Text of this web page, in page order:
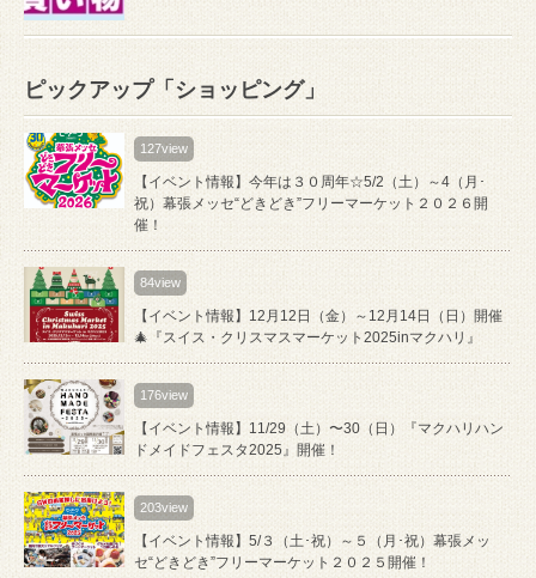
ピックアップ「ショッピング」
127view
【イベント情報】今年は３０周年☆5/2（土）～4（月･
祝）幕張メッセ“どきどき”フリーマーケット２０２６開
催！
84view
【イベント情報】12月12日（金）～12月14日（日）開催
🎄『スイス・クリスマスマーケット2025inマクハリ』
176view
【イベント情報】11/29（土）〜30（日）『マクハリハン
ドメイドフェスタ2025』開催！
203view
【イベント情報】5/３（土･祝）～５（月･祝）幕張メッ
セ“どきどき”フリーマーケット２０２５開催！